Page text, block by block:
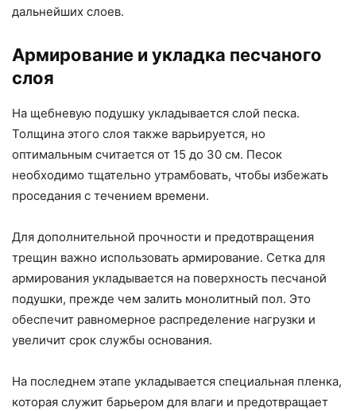
дальнейших слоев.
Армирование и укладка песчаного
слоя
На щебневую подушку укладывается слой песка.
Толщина этого слоя также варьируется, но
оптимальным считается от 15 до 30 см. Песок
необходимо тщательно утрамбовать, чтобы избежать
проседания с течением времени.
Для дополнительной прочности и предотвращения
трещин важно использовать армирование. Сетка для
армирования укладывается на поверхность песчаной
подушки, прежде чем залить монолитный пол. Это
обеспечит равномерное распределение нагрузки и
увеличит срок службы основания.
На последнем этапе укладывается специальная пленка,
которая служит барьером для влаги и предотвращает